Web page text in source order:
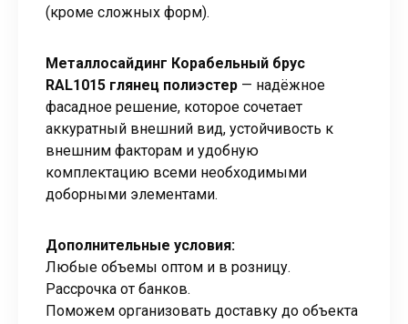
(кроме сложных форм).
Металлосайдинг Корабельный брус
RAL1015 глянец полиэстер — надёжное
фасадное решение, которое сочетает
аккуратный внешний вид, устойчивость к
внешним факторам и удобную
комплектацию всеми необходимыми
доборными элементами.
Дополнительные условия:
Любые объемы оптом и в розницу.
Рассрочка от банков.
Поможем организовать доставку до объекта